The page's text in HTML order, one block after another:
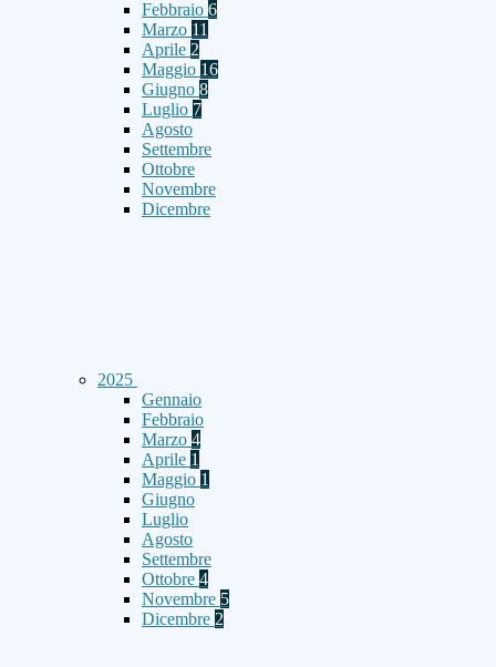
Febbraio 6
Marzo 11
Aprile 2
Maggio 16
Giugno 8
Luglio 7
Agosto
Settembre
Ottobre
Novembre
Dicembre
2025
Gennaio
Febbraio
Marzo 4
Aprile 1
Maggio 1
Giugno
Luglio
Agosto
Settembre
Ottobre 4
Novembre 5
Dicembre 2